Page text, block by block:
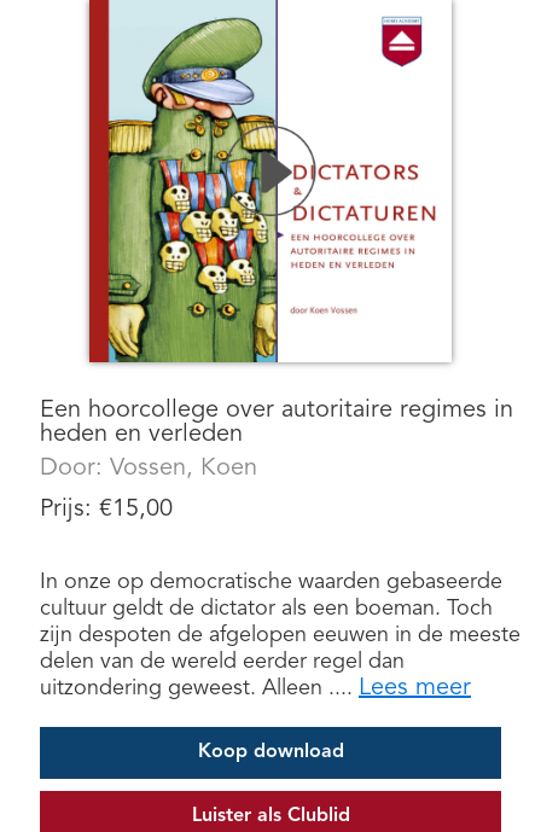
Een hoorcollege over autoritaire regimes in
heden en verleden
Door: Vossen, Koen
Prijs: €15,00
In onze op democratische waarden gebaseerde
cultuur geldt de dictator als een boeman. Toch
zijn despoten de afgelopen eeuwen in de meeste
delen van de wereld eerder regel dan
uitzondering geweest. Alleen .... Lees meer
Koop download
Luister als Clublid